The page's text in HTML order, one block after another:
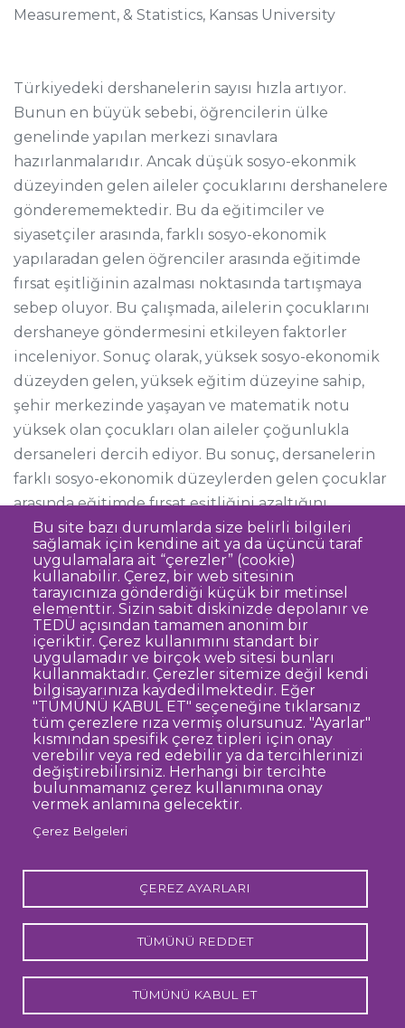
Measurement, & Statistics, Kansas University
Türkiyedeki dershanelerin sayısı hızla artıyor.
Bunun en büyük sebebi, öğrencilerin ülke
genelinde yapılan merkezi sınavlara
hazırlanmalarıdır. Ancak düşük sosyo-ekonmik
düzeyinden gelen aileler çocuklarını dershanelere
gönderememektedir. Bu da eğitimciler ve
siyasetçiler arasında, farklı sosyo-ekonomik
yapılaradan gelen öğrenciler arasında eğitimde
fırsat eşitliğinin azalması noktasında tartışmaya
sebep oluyor. Bu çalışmada, ailelerin çocuklarını
dershaneye göndermesini etkileyen faktorler
inceleniyor. Sonuç olarak, yüksek sosyo-ekonomik
düzeyden gelen, yüksek eğitim düzeyine sahip,
şehir merkezinde yaşayan ve matematik notu
yüksek olan çocukları olan aileler çoğunlukla
dersaneleri dercih ediyor. Bu sonuç, dersanelerin
farklı sosyo-ekonomik düzeylerden gelen çocuklar
arasında eğitimde fırsat eşitliğini azaltığını
göstermektedir.
Bu site bazı durumlarda size belirli bilgileri
sağlamak için kendine ait ya da üçüncü taraf
uygulamalara ait “çerezler” (cookie)
kullanabilir. Çerez, bir web sitesinin
tarayıcınıza gönderdiği küçük bir metinsel
elementtir. Sizin sabit diskinizde depolanır ve
TEDÜ açısından tamamen anonim bir
içeriktir. Çerez kullanımını standart bir
uygulamadır ve birçok web sitesi bunları
kullanmaktadır. Çerezler sitemize değil kendi
bilgisayarınıza kaydedilmektedir. Eğer
"TÜMÜNÜ KABUL ET" seçeneğine tıklarsanız
tüm çerezlere rıza vermiş olursunuz. "Ayarlar"
kısmından spesifik çerez tipleri için onay
verebilir veya red edebilir ya da tercihlerinizi
değiştirebilirsiniz. Herhangi bir tercihte
bulunmamanız çerez kullanımına onay
vermek anlamına gelecektir.
Çerez Belgeleri
ÇEREZ AYARLARI
TÜMÜNÜ REDDET
TÜMÜNÜ KABUL ET
Dipnot
Sıkça Sorulan Sorular
Kişisel Verilerin Korunması
Gizlilik Politikası
Sorumluluk Reddi
Açık Rıza
Kurumsal Kimlik
© TED Üniversitesi. Ziya Gökalp Caddesi No:48 06420, Kolej
Çankaya ANKARA
ÜniversitesiÜniversitesiÜniversitesi
geç